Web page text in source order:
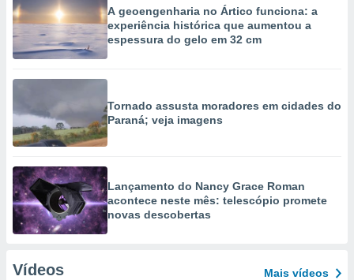
A geoengenharia no Ártico funciona: a
experiência histórica que aumentou a
espessura do gelo em 32 cm
Tornado assusta moradores em cidades do
Paraná; veja imagens
Lançamento do Nancy Grace Roman
acontece neste mês: telescópio promete
novas descobertas
Vídeos Mais vídeos